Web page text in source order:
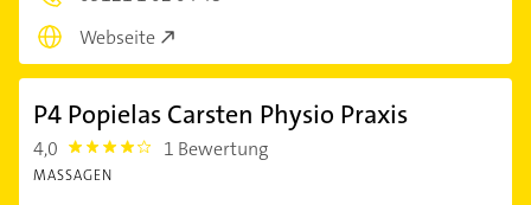
Webseite
P4 Popielas Carsten Physio Praxis
4,0 4.0 1 Bewertung
MASSAGEN